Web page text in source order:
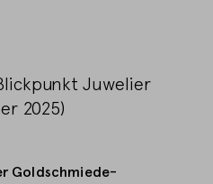
Blickpunkt Juwelier
2025)
Goldschmiede-